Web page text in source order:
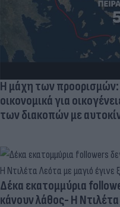
Η μάχη των προορισμών:
οικονομικά για
των διακοπών με
Δέκα εκατομμύρια
κάνουν λάθος- Η